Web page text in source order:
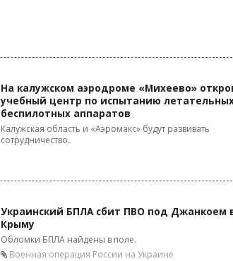
На калужском аэродроме «Михеево»
учебный центр по испытанию
беспилотных аппаратов
Калужская область и «Аэромакс» будут развивать
сотрудничество.
Украинский БПЛА сбит ПВО под Джанкоем
Крыму
Обломки БПЛА найдены в поле.
Военная операция России на Украине